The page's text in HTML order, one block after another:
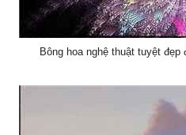
Bông hoa nghệ thuật tuyệt